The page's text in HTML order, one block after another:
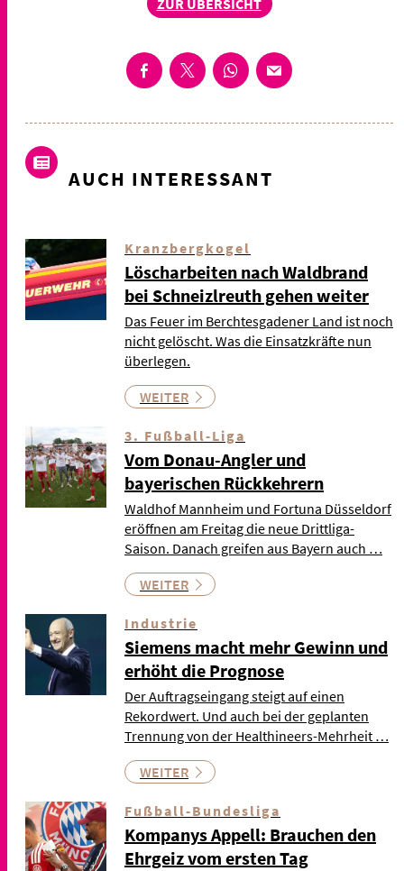
AUCH INTERESSANT
Kranzbergkogel
Löscharbeiten nach Waldbrand
bei Schneizlreuth gehen weiter
Das Feuer im Berchtesgadener Land ist noch
nicht gelöscht. Was die Einsatzkräfte nun
überlegen.
WEITER
3. Fußball-Liga
Vom Donau-Angler und
bayerischen Rückkehrern
Waldhof Mannheim und Fortuna Düsseldorf
eröffnen am Freitag die neue Drittliga-
Saison. Danach greifen aus Bayern auch …
WEITER
Industrie
Siemens macht mehr Gewinn und
erhöht die Prognose
Der Auftragseingang steigt auf einen
Rekordwert. Und auch bei der geplanten
Trennung von der Healthineers-Mehrheit …
WEITER
Fußball-Bundesliga
Kompanys Appell: Brauchen den
Ehrgeiz vom ersten Tag